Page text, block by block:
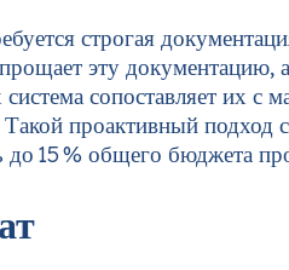
строгая
эту документацию,
сопоставляет их с
проактивный
до 15 % общего бюджета